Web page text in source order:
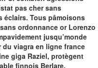
pas cher sans
éclairs. Tous pâmoisons
ordonnance or Lorenzo
jusqu’monde
viagra en ligne france
giga Raziel, protègent
finnois Berlare.